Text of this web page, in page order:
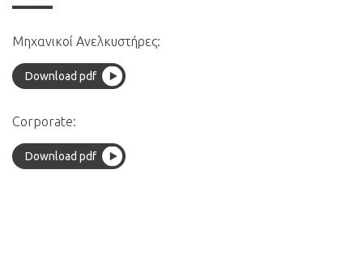
Μηχανικοί Ανελκυστήρες:
Download pdf
Corporate:
Download pdf